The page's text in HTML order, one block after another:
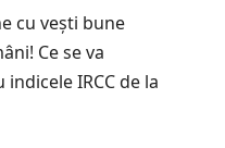
cu vești bune
Ce se va
IRCC de la